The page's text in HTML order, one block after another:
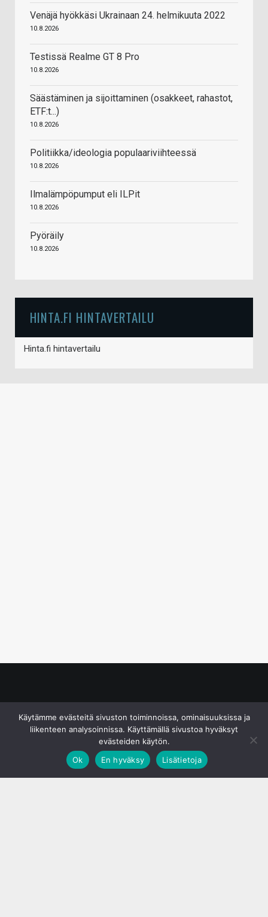
Venäjä hyökkäsi Ukrainaan 24. helmikuuta 2022
10.8.2026
Testissä Realme GT 8 Pro
10.8.2026
Säästäminen ja sijoittaminen (osakkeet, rahastot,
ETF:t...)
10.8.2026
Politiikka/ideologia populaariviihteessä
10.8.2026
Ilmalämpöpumput eli ILPit
10.8.2026
Pyöräily
10.8.2026
HINTA.FI HINTAVERTAILU
Hinta.fi hintavertailu
Käytämme evästeitä sivuston toiminnoissa, ominaisuuksissa ja
liikenteen analysoinnissa. Käyttämällä sivustoa hyväksyt
evästeiden käytön.
Ok
En hyväksy Lisätietoja